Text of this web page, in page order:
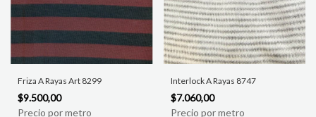
Friza A Rayas Art 8299
$9.500,00
Interlock A Rayas 8747
$7.060,00